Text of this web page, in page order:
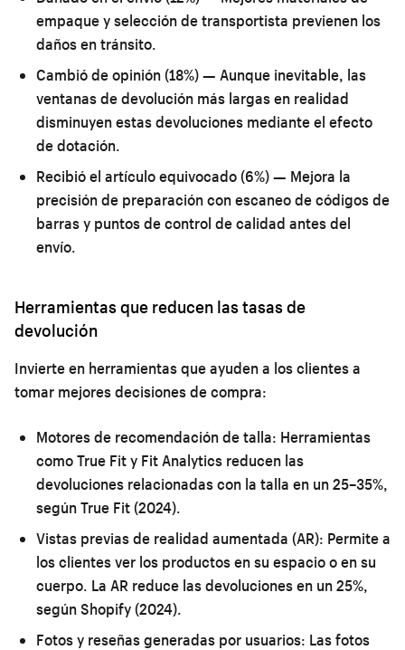
empaque y selección de transportista previenen los
daños en tránsito.
Cambió de opinión (18%)— Aunque inevitable, las
ventanas de devolución más largas en realidad
disminuyen estas devoluciones mediante el efecto
de dotación.
Recibió el artículo equivocado (6%)— Mejora la
precisión de preparación con escaneo de códigos de
barras y puntos de control de calidad antes del
envío.
Herramientas que reducen las tasas de
devolución
Invierte en herramientas que ayuden a los clientes a
tomar mejores decisiones de compra:
Motores de recomendación de talla: Herramientas
como True Fit y Fit Analytics reducen las
devoluciones relacionadas con la talla en un 25–35%,
según True Fit (2024).
Vistas previas de realidad aumentada (AR): Permite a
los clientes ver los productos en su espacio o en su
cuerpo. La AR reduce las devoluciones en un 25%,
según Shopify (2024).
Fotos y reseñas generadas por usuarios: Las fotos